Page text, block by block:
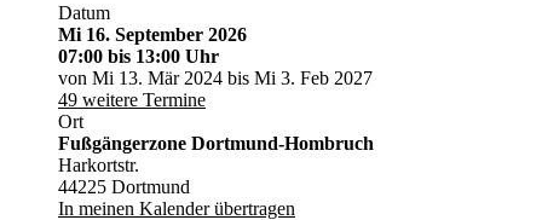
Datum
Mi 16. September 2026
07:00 bis 13:00 Uhr
von Mi 13. Mär 2024 bis Mi 3. Feb 2027
49 weitere Termine
Ort
Fußgängerzone Dortmund-Hombruch
Harkortstr.
44225 Dortmund
In meinen Kalender übertragen